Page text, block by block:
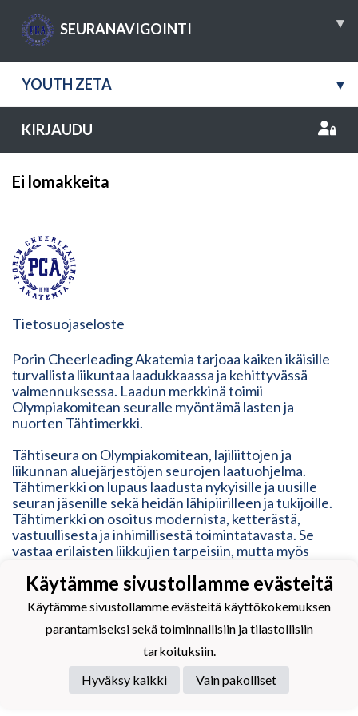
SEURANAVIGOINTI ▾
YOUTH ZETA ▾
KIRJAUDU
Ei lomakkeita
Tietosuojaseloste
Porin Cheerleading Akatemia tarjoaa kaiken ikäisille
turvallista liikuntaa laadukkaassa ja kehittyvässä
valmennuksessa. Laadun merkkinä toimii
Olympiakomitean seuralle myöntämä lasten ja
nuorten Tähtimerkki.
Tähtiseura on Olympiakomitean, lajiliittojen ja
liikunnan aluejärjestöjen seurojen laatuohjelma.
Tähtimerkki on lupaus laadusta nykyisille ja uusille
seuran jäsenille sekä heidän lähipiirilleen ja tukijoille.
Tähtimerkki on osoitus modernista, ketterästä,
vastuullisesta ja inhimillisestä toimintatavasta. Se
vastaa erilaisten liikkujien tarpeisiin, mutta myös
Käytämme sivustollamme evästeitä
Käytämme sivustollamme evästeitä käyttökokemuksen
parantamiseksi sekä toiminnallisiin ja tilastollisiin
tarkoituksiin.
Hyväksy kaikki
Vain pakolliset